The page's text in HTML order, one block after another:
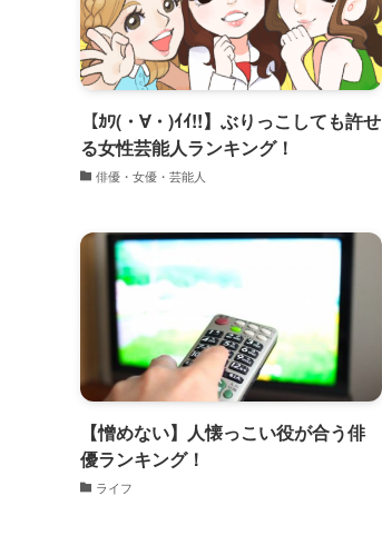
【ｶﾜ(・∀・)ｲｲ!!】ぶりっこしても許せ
る女性芸能人ランキング！
俳優・女優・芸能人
【憎めない】人懐っこい役が合う俳
優ランキング！
ライフ